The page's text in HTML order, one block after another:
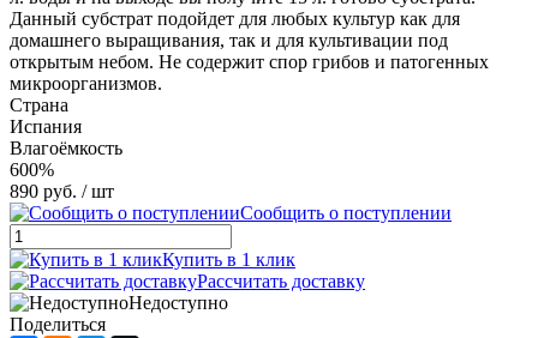
Данный субстрат подойдет для любых культур как для
домашнего выращивания, так и для культивации под
открытым небом. Не содержит спор грибов и патогенных
микроорганизмов.
Страна
Испания
Влагоёмкость
600%
890 руб. / шт
Сообщить о поступлении
Купить в 1 клик
Рассчитать доставку
Недоступно
Поделиться